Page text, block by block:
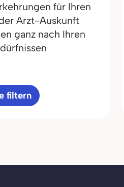
für Ihren
Arzt-Auskunft
ganz nach Ihren
filtern